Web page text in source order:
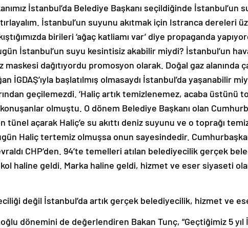
İstanbul’da Belediye Başkanı seçildiğinde İstanbul’un
İstanbul’un suyunu akıtmak için Istranca dereleri
birileri ‘ağaç katliamı var’ diye propaganda
İstanbul’un suyu kesintisiz akabilir miydi? İstanbul’un
maskesi dağıtıyordu promosyon olarak. Doğal gaz alanında
İGDAŞ’ıyla başlatılmış olmasaydı İstanbul’da yaşanabilir
geçilemezdi. ‘Haliç artık temizlenemez, acaba üstünü
olmuştu. O dönem Belediye Başkanı olan
tünel açarak Haliç’e su akıttı deniz suyunu ve o toprağı
Haliç tertemiz olmuşsa onun sayesindedir.
CHP’den. 94’te temelleri atılan belediyecilik gerçek
haline geldi. Marka haline geldi, hizmet ve eser siyaseti
değil İstanbul’da artık gerçek belediyecilik, hizmet ve
dönemini de değerlendiren Bakan Tunç, “Geçtiğimiz 5 yıl